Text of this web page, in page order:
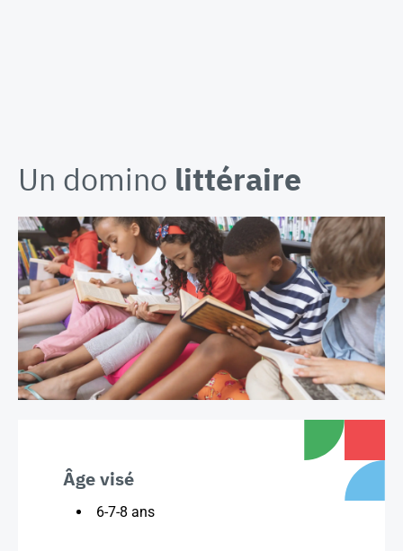
Un domino littéraire
Âge visé
6-7-8 ans